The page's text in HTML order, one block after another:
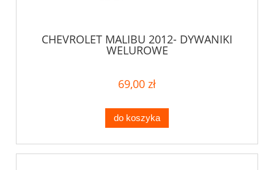
CHEVROLET MALIBU 2012- DYWANIKI
WELUROWE
69,00 zł
do koszyka